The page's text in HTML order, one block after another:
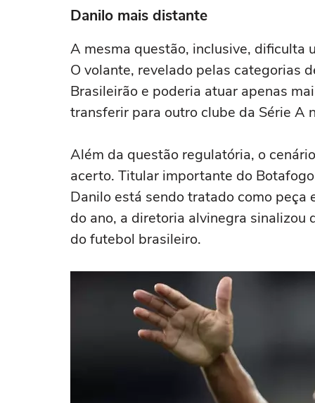
Danilo mais distante
A mesma questão, inclusive, dificulta
O volante, revelado pelas categorias
Brasileirão e poderia atuar apenas
transferir para outro clube da Série A
Além da questão regulatória, o
acerto. Titular importante do
Danilo está sendo tratado como
do ano, a diretoria alvinegra sinalizou
do futebol brasileiro.